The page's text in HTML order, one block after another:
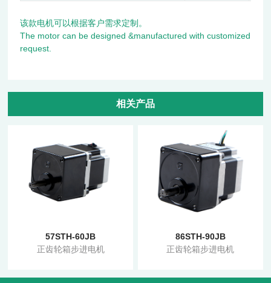
该款电机可以根据客户需求定制。
The motor can be designed &manufactured with customized
request.
相关产品
57STH-60JB
正齿轮箱步进电机
86STH-90JB
正齿轮箱步进电机